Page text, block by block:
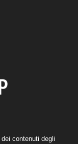
contenuti degli